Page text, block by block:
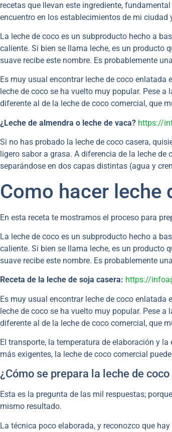
recetas que llevan este ingrediente,
encuentro en los establecimientos de mi
La leche de coco es un subproducto hecho a
caliente. Si bien se llama leche, es un producto
suave recibe este nombre. Es probablemente
Es muy usual encontrar leche de coco
leche de coco se ha vuelto muy popular. Pese
diferente al de la leche de coco comercial, que
¿Leche de almendra o leche de vaca? https://
Si no has probado la leche de coco casera,
ligero sabor a grasa. A diferencia de la leche
separándose en dos capas distintas (agua y
Como hacer leche
En esta receta te mostramos el proceso para
La leche de coco es un subproducto hecho a
caliente. Si bien se llama leche, es un producto
suave recibe este nombre. Es probablemente
Receta de la leche de soja casera: https://
Es muy usual encontrar leche de coco enlatada
leche de coco se ha vuelto muy popular. Pese
diferente al de la leche de coco comercial, que
El transporte, la temperatura de elaboración y
más exigentes, la leche de coco comercial
¿Cómo se prepara la leche de
Esta es la pregunta de las mil respuestas;
mismo resultado.
La técnica poco elaborada, y reconozco que